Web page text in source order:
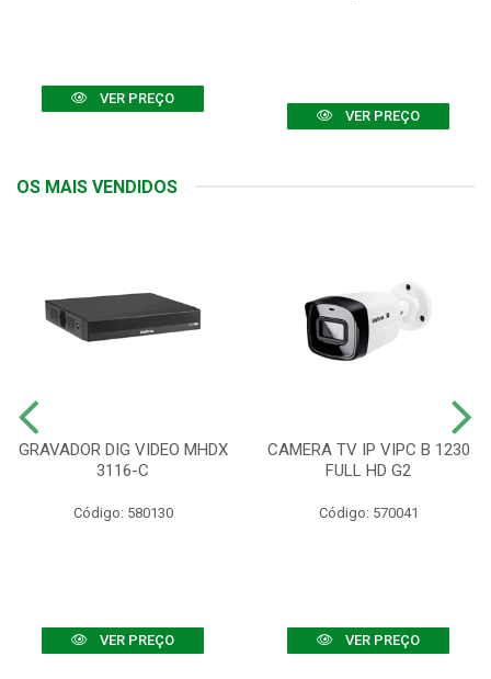
VER PREÇO
VER PREÇO
OS MAIS VENDIDOS
GRAVADOR DIG VIDEO MHDX
3116-C
Código: 580130
VER PREÇO
CAMERA TV IP VIPC B 1230
FULL HD G2
Código: 570041
VER PREÇO